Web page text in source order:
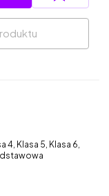
4, Klasa 5, Klasa 6,